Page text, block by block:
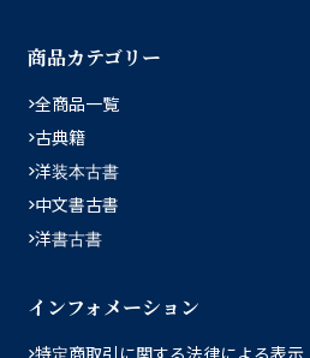
商品カテゴリー
全商品一覧
古典籍
洋装本古書
中文書古書
洋書古書
インフォメーション